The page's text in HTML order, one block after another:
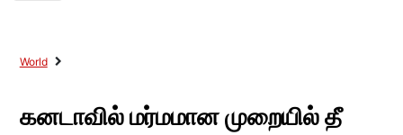
World
கனடாவில் மர்மமான முறையில் தீ